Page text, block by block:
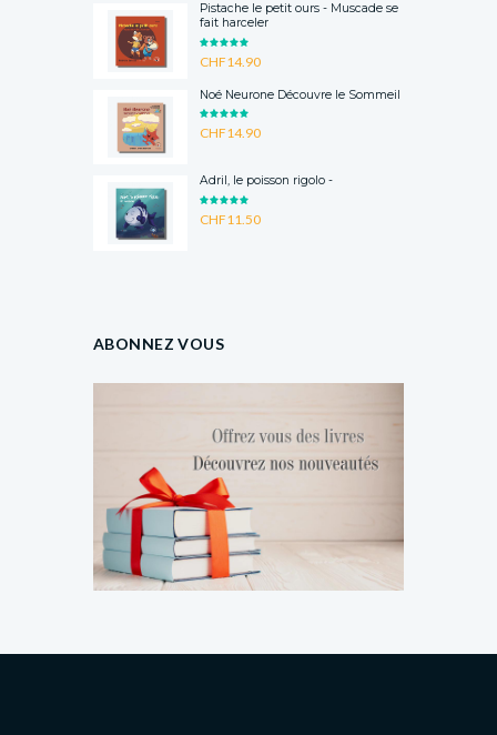
Pistache le petit ours - Muscade se
fait harceler
5.00 OUT
OF 5
CHF14.90
Noé Neurone Découvre le Sommeil
5.00 OUT
CHF14.90
Adril, le poisson rigolo -
5.00 OUT
OF 5
CHF11.50
ABONNEZ VOUS